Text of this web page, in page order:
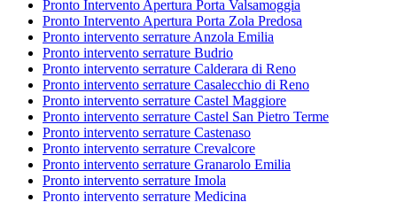
Pronto Intervento Apertura Porta Valsamoggia
Pronto Intervento Apertura Porta Zola Predosa
Pronto intervento serrature Anzola Emilia
Pronto intervento serrature Budrio
Pronto intervento serrature Calderara di Reno
Pronto intervento serrature Casalecchio di Reno
Pronto intervento serrature Castel Maggiore
Pronto intervento serrature Castel San Pietro Terme
Pronto intervento serrature Castenaso
Pronto intervento serrature Crevalcore
Pronto intervento serrature Granarolo Emilia
Pronto intervento serrature Imola
Pronto intervento serrature Medicina